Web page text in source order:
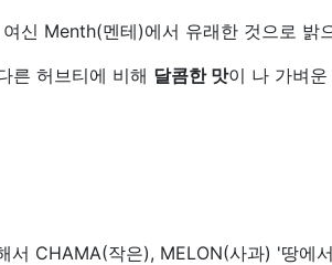
신 Menth(멘테)에서 유래한 것으로 밝
른 허브티에 비해 달콤한 맛이 나 가벼운
서 CHAMA(작은), MELON(사과) '땅에